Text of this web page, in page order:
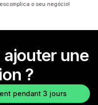
o seu negócio!
une
?
pendant 3 jours